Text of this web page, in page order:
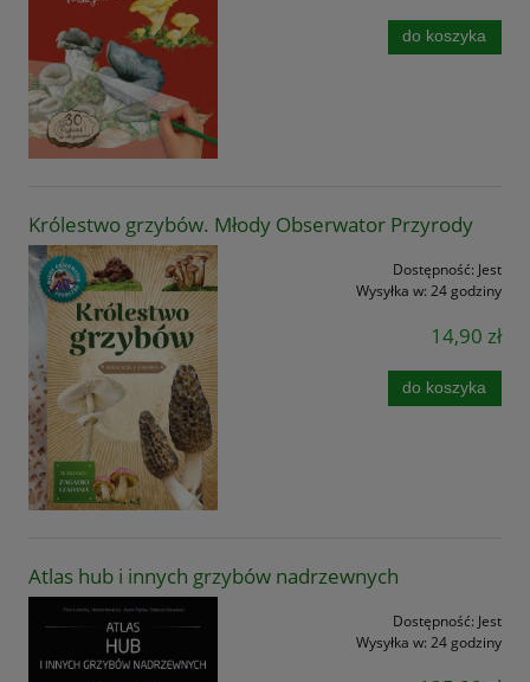
do koszyka
Królestwo grzybów. Młody Obserwator Przyrody
Dostępność: Jest
Wysyłka w: 24 godziny
14,90 zł
do koszyka
Atlas hub i innych grzybów nadrzewnych
Dostępność: Jest
Wysyłka w: 24 godziny